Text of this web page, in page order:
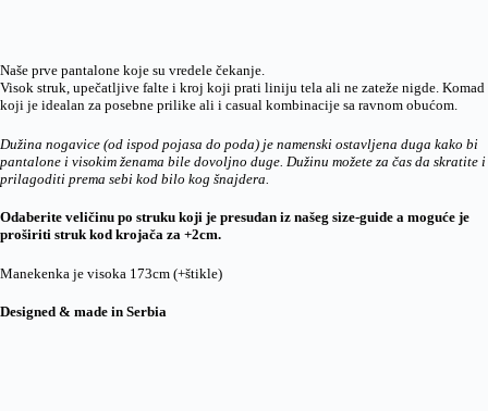
Naše prve pantalone koje su vredele čekanje.
Visok struk, upečatljive falte i kroj koji prati liniju tela ali ne zateže nigde. Komad
koji je idealan za posebne prilike ali i casual kombinacije sa ravnom obućom.
Dužina nogavice (od ispod pojasa do poda) je namenski ostavljena duga kako bi
pantalone i visokim ženama bile dovoljno duge. Dužinu možete za čas da skratite i
prilagoditi prema sebi kod bilo kog šnajdera.
Odaberite veličinu po struku koji je presudan iz našeg size-guide a moguće je
proširiti struk kod krojača za +2cm.
Manekenka je visoka 173cm (+štikle)
Designed & made in Serbia